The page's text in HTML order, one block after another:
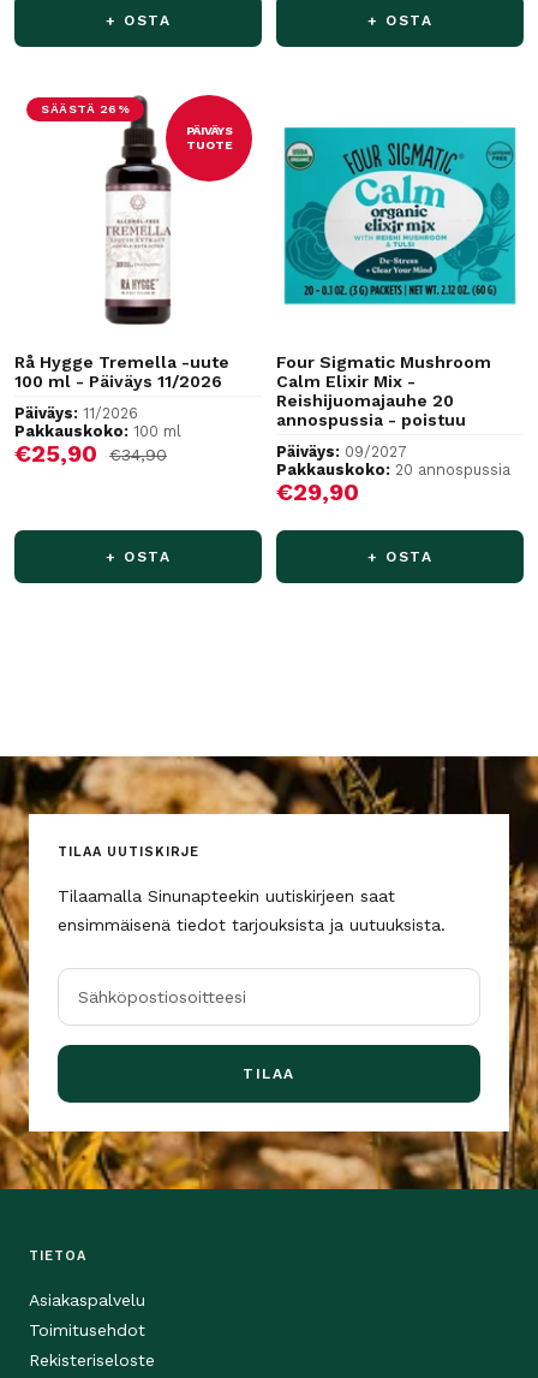
+ OSTA + OSTA
PÄIVÄYS
TUOTE
SÄÄSTÄ 26%
Rå Hygge Tremella -uute
100 ml - Päiväys 11/2026
Päiväys: 11/2026
Pakkauskoko: 100 ml
Alennushinta
€25,90 Normaalihinta
€34,90
+ OSTA
Four Sigmatic Mushroom
Calm Elixir Mix -
Reishijuomajauhe 20
annospussia - poistuu
Päiväys: 09/2027
Pakkauskoko: 20 annospussia
Alennushinta
€29,90
+ OSTA
TILAA UUTISKIRJE
Tilaamalla Sinunapteekin uutiskirjeen saat
ensimmäisenä tiedot tarjouksista ja uutuuksista.
Sähköpostiosoitteesi
TILAA
TIETOA
Asiakaspalvelu
Toimitusehdot
Rekisteriseloste